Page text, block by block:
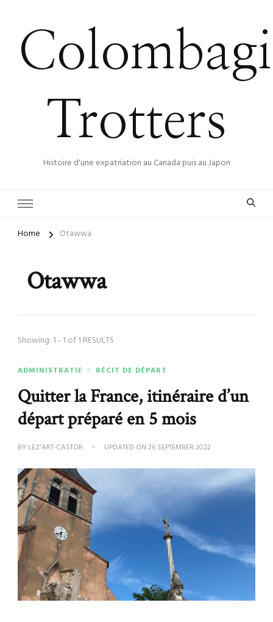
Trotters
Histoire d'une expatriation au Canada puis au Japon
Home Otawwa
Otawwa
Showing: 1 - 1 of 1 RESULTS
ADMINISTRATIF RÉCIT DE DÉPART
Quitter la France, itinéraire d’un
départ préparé en 5 mois
BY LEZ'ART-CASTOR UPDATED ON 26 SEPTEMBER 2022